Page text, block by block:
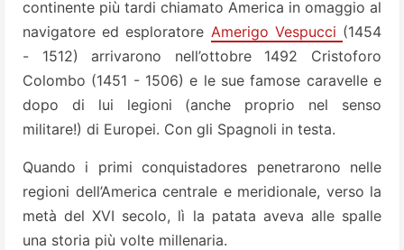
continente più tardi chiamato America in omaggio al
navigatore ed esploratore Amerigo Vespucci (1454
- 1512) arrivarono nell’ottobre 1492 Cristoforo
Colombo (1451 - 1506) e le sue famose caravelle e
dopo di lui legioni (anche proprio nel senso
militare!) di Europei. Con gli Spagnoli in testa.
Quando i primi conquistadores penetrarono nelle
regioni dell’America centrale e meridionale, verso la
metà del XVI secolo, lì la patata aveva alle spalle
una storia più volte millenaria.